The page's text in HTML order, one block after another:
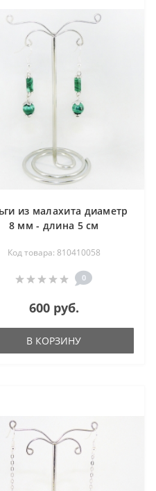
из малахита диаметр
8 мм - длина 5 см
Код товара: 810410058
0
600 руб.
В КОРЗИНУ